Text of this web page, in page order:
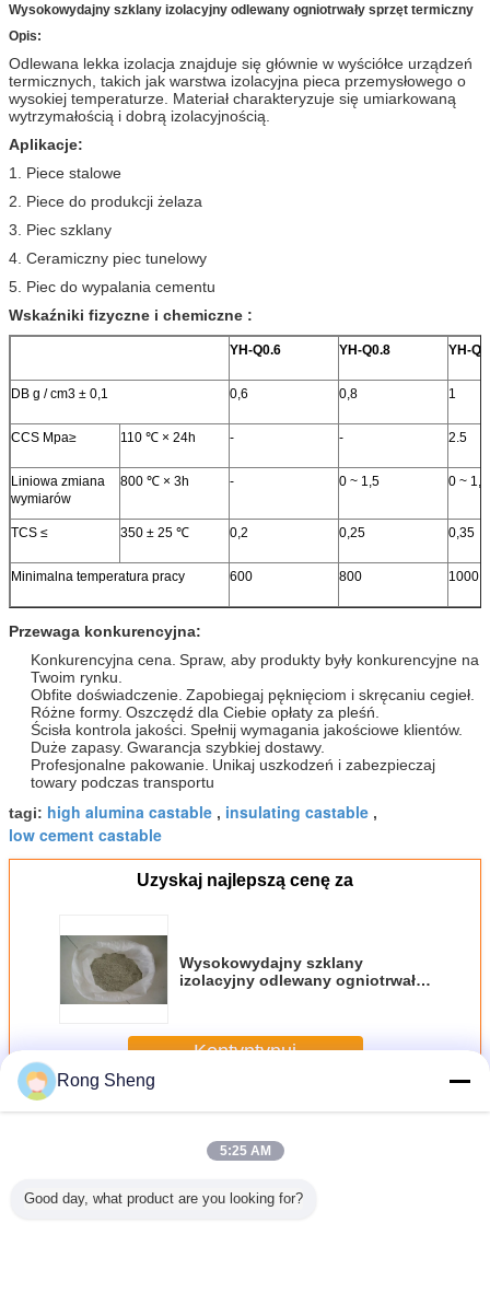
Wysokowydajny szklany izolacyjny odlewany ogniotrwały sprzęt termiczny
Opis:
Odlewana lekka izolacja znajduje się głównie w wyściółce urządzeń
termicznych, takich jak warstwa izolacyjna pieca przemysłowego o
wysokiej temperaturze. Materiał charakteryzuje się umiarkowaną
wytrzymałością i dobrą izolacyjnością.
Aplikacje:
1. Piece stalowe
2. Piece do produkcji żelaza
3. Piec szklany
4. Ceramiczny piec tunelowy
5. Piec do wypalania cementu
Wskaźniki fizyczne i chemiczne :
YH-Q0.6 YH-Q0.8 YH-
DB g / cm3 ± 0,1 0,6 0,8 1
CCS Mpa≥ 110 ℃ × 24h - - 2.5
Liniowa zmiana
wymiarów
800 ℃ × 3h - 0 ~ 1,5 0 ~ 1,2
TCS ≤ 350 ± 25 ℃ 0,2 0,25 0,35
Minimalna temperatura pracy 600 800 1000
Przewaga konkurencyjna:
Konkurencyjna cena. Spraw, aby produkty były konkurencyjne na
Twoim rynku.
Obfite doświadczenie. Zapobiegaj pęknięciom i skręcaniu cegieł.
Różne formy. Oszczędź dla Ciebie opłaty za pleśń.
Ścisła kontrola jakości. Spełnij wymagania jakościowe klientów.
Duże zapasy. Gwarancja szybkiej dostawy.
Profesjonalne pakowanie. Unikaj uszkodzeń i zabezpieczaj
towary podczas transportu
tagi: high alumina castable , insulating castable ,
low cement castable
Uzyskaj najlepszą cenę za
Wysokowydajny szklany
izolacyjny odlewany ogniotrwały
Kontyntynuj
JeszczeOdlewany materiał ogniotrwały
Rong Sheng
5:25 AM
Good day, what product are you looking for?